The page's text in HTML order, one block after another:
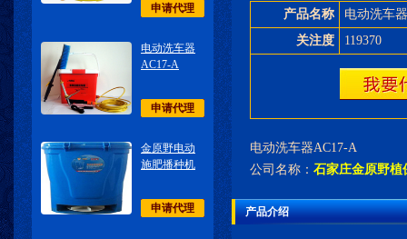
申请代理
电动洗车器
AC17-A
申请代理
金原野电动
施肥播种机
申请代理
产品名称
电动洗车
关注度
119370
电动洗车器AC17-A
公司名称： 石家庄金原野植
产品介绍